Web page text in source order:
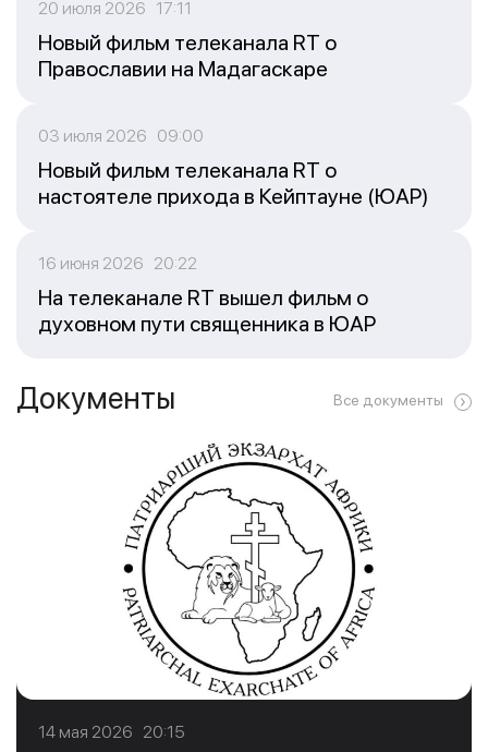
20 июля 2026 17:11
Новый фильм телеканала RT о
Православии на Мадагаскаре
03 июля 2026 09:00
Новый фильм телеканала RT о
настоятеле прихода в Кейптауне (ЮАР)
16 июня 2026 20:22
На телеканале RT вышел фильм о
духовном пути священника в ЮАР
Документы Все документы
14 мая 2026 20:15